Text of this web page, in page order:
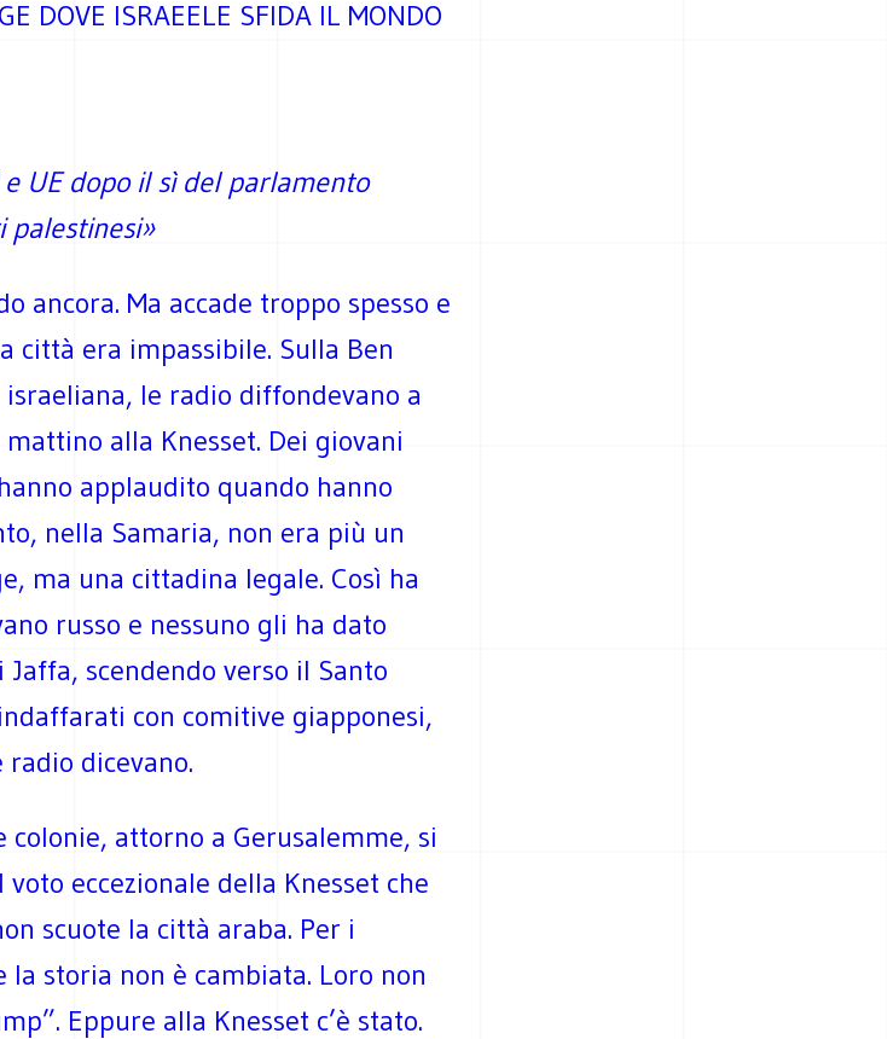
DOVE ISRAEELE SFIDA IL MONDO
UE dopo il sì del parlamento
palestinesi»
ancora. Ma accade troppo spesso e
città era impassibile. Sulla Ben
le radio diffondevano a
alla Knesset. Dei giovani
applaudito quando hanno
nella Samaria, non era più un
ma una cittadina legale. Così ha
russo e nessuno gli ha dato
scendendo verso il Santo
con comitive giapponesi,
radio dicevano.
attorno a Gerusalemme, si
eccezionale della Knesset che
scuote la città araba. Per i
storia non è cambiata. Loro non
Eppure alla Knesset c’è stato.